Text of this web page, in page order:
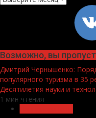
Возможно, вы
Дмитрий Чернышенко:
популярного туризма в 35
Десятилетия науки и
1 мин чтения